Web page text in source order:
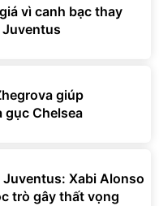
vì canh bạc thay
giúp
gục Chelsea
Juventus: Xabi Alonso
trò gây thất vọng